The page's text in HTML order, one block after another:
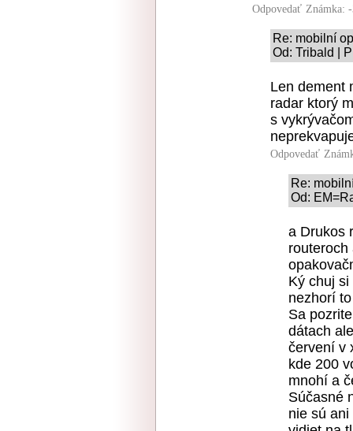
Odpovedať Známka:
Re: mobilní
Od: Tribald |
Len dement
radar ktorý
s
Odpovedať
Re:
Od:
a Drukos
routeroch
Ký chuj
nezhorí
Sa
dátach
červení v
kde 200
mnohí a
Súčasné
nie sú